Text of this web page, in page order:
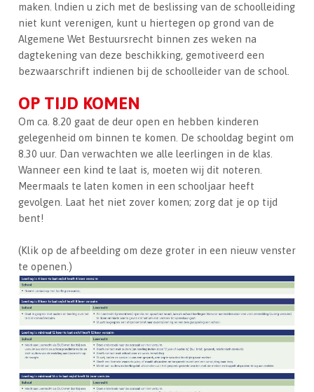
maken. lndien u zich met de beslissing van de schoolleiding
niet kunt verenigen, kunt u hiertegen op grond van de
Algemene Wet Bestuursrecht binnen zes weken na
dagtekening van deze beschikking, gemotiveerd een
bezwaarschrift indienen bij de schoolleider van de school.
OP TIJD KOMEN
Om ca. 8.20 gaat de deur open en hebben kinderen
gelegenheid om binnen te komen. De schooldag begint om
8.30 uur. Dan verwachten we alle leerlingen in de klas.
Wanneer een kind te laat is, moeten wij dit noteren.
Meermaals te laten komen in een schooljaar heeft
gevolgen. Laat het niet zover komen; zorg dat je op tijd
bent!
(Klik op de afbeelding om deze groter in een nieuw venster
te openen.)